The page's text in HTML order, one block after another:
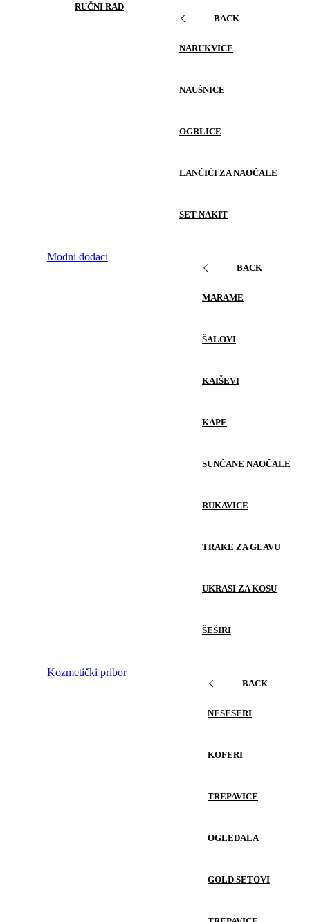
RUČNI RAD
BACK
NARUKVICE
NAUŠNICE
OGRLICE
LANČIĆI ZA NAOČALE
SET NAKIT
Modni dodaci
BACK
MARAME
ŠALOVI
KAIŠEVI
KAPE
SUNČANE NAOČALE
RUKAVICE
TRAKE ZA GLAVU
UKRASI ZA KOSU
ŠEŠIRI
Kozmetički pribor
BACK
NESESERI
KOFERI
TREPAVICE
OGLEDALA
GOLD SETOVI